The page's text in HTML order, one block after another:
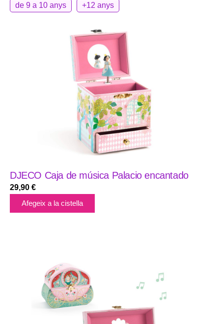
de 9 a 10 anys +12 anys
DJECO Caja de música Palacio encantado
29,90 €
Afegeix a la cistella